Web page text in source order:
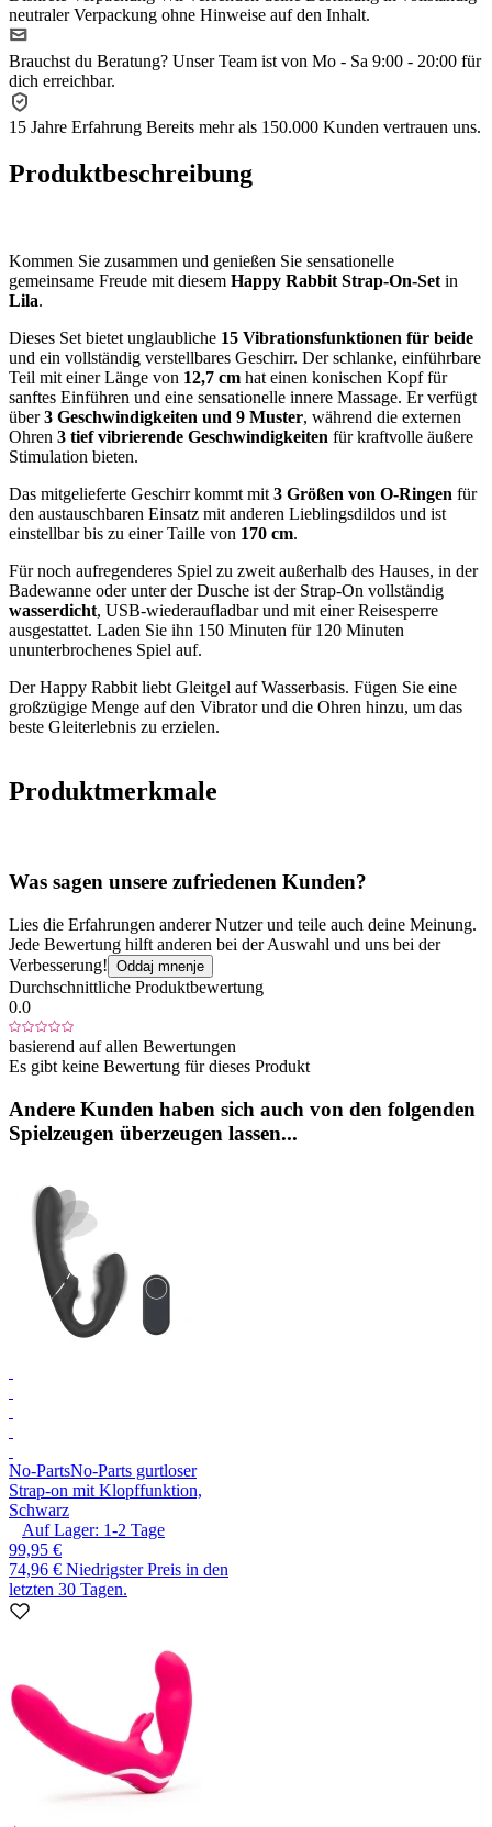
neutraler Verpackung ohne Hinweise auf den Inhalt.
Brauchst du Beratung? Unser Team ist von Mo - Sa 9:00 - 20:00 für
dich erreichbar.
15 Jahre Erfahrung Bereits mehr als 150.000 Kunden vertrauen uns.
Produktbeschreibung
Kommen Sie zusammen und genießen Sie sensationelle
gemeinsame Freude mit diesem Happy Rabbit Strap-On-Set in
Lila.
Dieses Set bietet unglaubliche 15 Vibrationsfunktionen für beide
und ein vollständig verstellbares Geschirr. Der schlanke, einführbare
Teil mit einer Länge von 12,7 cm hat einen konischen Kopf für
sanftes Einführen und eine sensationelle innere Massage. Er verfügt
über3 Geschwindigkeiten und 9 Muster, während die externen
Ohren 3 tief vibrierende Geschwindigkeiten für kraftvolle äußere
Stimulation bieten.
Das mitgelieferte Geschirr kommt mit 3 Größen von O-Ringen für
den austauschbaren Einsatz mit anderen Lieblingsdildos und ist
einstellbar bis zu einer Taille von 170 cm.
Für noch aufregenderes Spiel zu zweit außerhalb des Hauses, in der
Badewanne oder unter der Dusche ist der Strap-On vollständig
wasserdicht, USB-wiederaufladbar und mit einer Reisesperre
ausgestattet. Laden Sie ihn 150 Minuten für 120 Minuten
ununterbrochenes Spiel auf.
Der Happy Rabbit liebt Gleitgel auf Wasserbasis. Fügen Sie eine
großzügige Menge auf den Vibrator und die Ohren hinzu, um das
beste Gleiterlebnis zu erzielen.
Produktmerkmale
Was sagen unsere zufriedenen Kunden?
Lies die Erfahrungen anderer Nutzer und teile auch deine Meinung.
Jede Bewertung hilft anderen bei der Auswahl und uns bei der
Verbesserung! Oddaj mnenje
Durchschnittliche Produktbewertung
0.0
basierend auf allen Bewertungen
Es gibt keine Bewertung für dieses Produkt
Andere Kunden haben sich auch von den folgenden
Spielzeugen überzeugen lassen...
No-PartsNo-Parts gurtloser
Strap-on mit Klopffunktion,
Schwarz
Auf Lager: 1-2 Tage
99,95 €
74,96 € Niedrigster Preis in den
letzten 30 Tagen.